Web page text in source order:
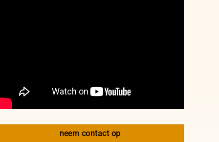
neem contact op